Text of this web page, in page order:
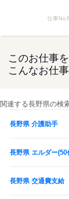
仕事No.
このお仕事
こんなお仕
関連する長野県の検
長野県 介護助手
長野県 エルダー(50
長野県 交通費支給